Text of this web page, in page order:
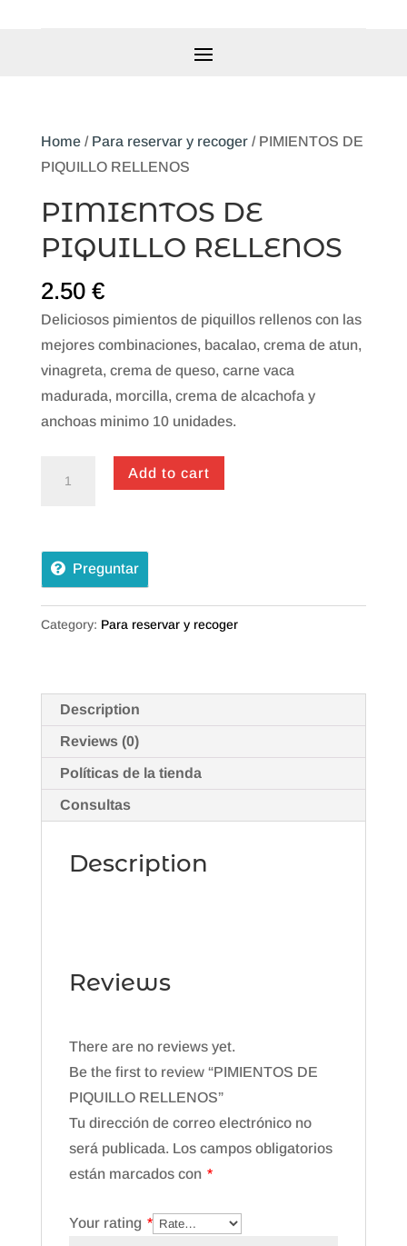
Home/ Para reservar y recoger/ PIMIENTOS DE
PIQUILLO RELLENOS
PIMIENTOS DE
PIQUILLO RELLENOS
2.50 €
Deliciosos pimientos de piquillos rellenos con las
mejores combinaciones, bacalao, crema de atun,
vinagreta, crema de queso, carne vaca
madurada, morcilla, crema de alcachofa y
anchoas minimo 10 unidades.
quantity
Add to cart
Preguntar
Category: Para reservar y recoger
Description
Reviews (0)
Políticas de la tienda
Consultas
Description
Reviews
There are no reviews yet.
Be the first to review “PIMIENTOS DE
PIQUILLO RELLENOS”
Tu dirección de correo electrónico no
será publicada. Los campos obligatorios
están marcados con *
Your rating *